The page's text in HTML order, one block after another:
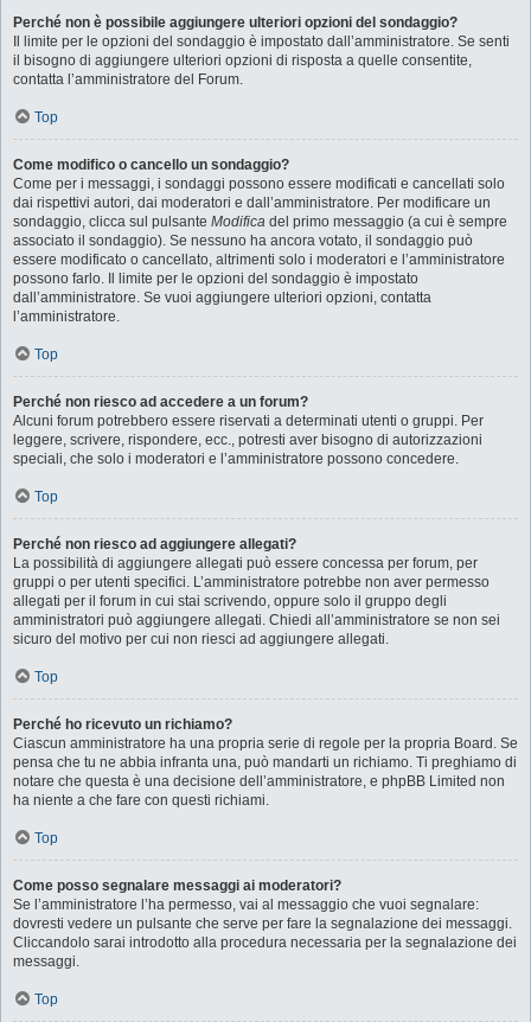
Perché non è possibile aggiungere ulteriori opzioni del sondaggio?
Il limite per le opzioni del sondaggio è impostato dall’amministratore. Se senti
il bisogno di aggiungere ulteriori opzioni di risposta a quelle consentite,
contatta l’amministratore del Forum.
Top
Come modifico o cancello un sondaggio?
Come per i messaggi, i sondaggi possono essere modificati e cancellati solo
dai rispettivi autori, dai moderatori e dall’amministratore. Per modificare un
sondaggio, clicca sul pulsante Modifica del primo messaggio (a cui è sempre
associato il sondaggio). Se nessuno ha ancora votato, il sondaggio può
essere modificato o cancellato, altrimenti solo i moderatori e l’amministratore
possono farlo. Il limite per le opzioni del sondaggio è impostato
dall’amministratore. Se vuoi aggiungere ulteriori opzioni, contatta
l’amministratore.
Top
Perché non riesco ad accedere a un forum?
Alcuni forum potrebbero essere riservati a determinati utenti o gruppi. Per
leggere, scrivere, rispondere, ecc., potresti aver bisogno di autorizzazioni
speciali, che solo i moderatori e l’amministratore possono concedere.
Top
Perché non riesco ad aggiungere allegati?
La possibilità di aggiungere allegati può essere concessa per forum, per
gruppi o per utenti specifici. L’amministratore potrebbe non aver permesso
allegati per il forum in cui stai scrivendo, oppure solo il gruppo degli
amministratori può aggiungere allegati. Chiedi all’amministratore se non sei
sicuro del motivo per cui non riesci ad aggiungere allegati.
Top
Perché ho ricevuto un richiamo?
Ciascun amministratore ha una propria serie di regole per la propria Board. Se
pensa che tu ne abbia infranta una, può mandarti un richiamo. Ti preghiamo di
notare che questa è una decisione dell’amministratore, e phpBB Limited non
ha niente a che fare con questi richiami.
Top
Come posso segnalare messaggi ai moderatori?
Se l’amministratore l’ha permesso, vai al messaggio che vuoi segnalare:
dovresti vedere un pulsante che serve per fare la segnalazione dei messaggi.
Cliccandolo sarai introdotto alla procedura necessaria per la segnalazione dei
messaggi.
Top